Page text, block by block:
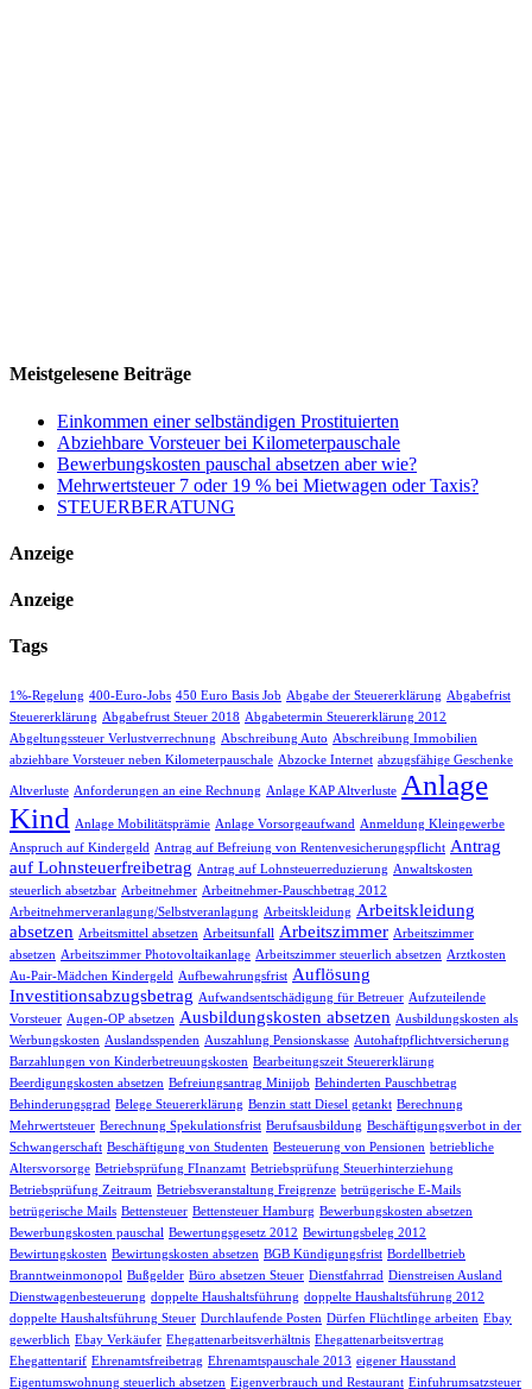
Meistgelesene Beiträge
Einkommen einer selbständigen Prostituierten
Abziehbare Vorsteuer bei Kilometerpauschale
Bewerbungskosten pauschal absetzen aber wie?
Mehrwertsteuer 7 oder 19 % bei Mietwagen oder Taxis?
STEUERBERATUNG
Anzeige
Anzeige
Tags
1%-Regelung 400-Euro-Jobs 450 Euro Basis Job Abgabe der Steuererklärung Abgabefrist
Steuererklärung Abgabefrust Steuer 2018 Abgabetermin Steuererklärung 2012
Abgeltungssteuer Verlustverrechnung Abschreibung Auto Abschreibung Immobilien
abziehbare Vorsteuer neben Kilometerpauschale Abzocke Internet abzugsfähige Geschenke
Altverluste Anforderungen an eine Rechnung Anlage KAP Altverluste Anlage
Kind
Anlage Mobilitätsprämie Anlage Vorsorgeaufwand
Anmeldung Kleingewerbe
Anspruch auf Kindergeld
Antrag auf Befreiung von Rentenvesicherungspflicht Antrag
auf Lohnsteuerfreibetrag Antrag auf Lohnsteuerreduzierung Anwaltskosten
steuerlich absetzbar Arbeitnehmer Arbeitnehmer-Pauschbetrag 2012
Arbeitnehmerveranlagung/Selbstveranlagung Arbeitskleidung Arbeitskleidung
absetzen Arbeitsmittel absetzen Arbeitsunfall Arbeitszimmer Arbeitszimmer
absetzen Arbeitszimmer Photovoltaikanlage Arbeitszimmer steuerlich absetzen Arztkosten
Au-Pair-Mädchen Kindergeld
Aufbewahrungsfrist Auflösung
Investitionsabzugsbetrag Aufwandsentschädigung für Betreuer Aufzuteilende
Vorsteuer Augen-OP absetzen Ausbildungskosten absetzen Ausbildungskosten als
Werbungskosten Auslandsspenden Auszahlung Pensionskasse Autohaftpflichtversicherung
Barzahlungen von Kinderbetreuungskosten Bearbeitungszeit Steuererklärung
Beerdigungskosten absetzen Befreiungsantrag Minijob Behinderten Pauschbetrag
Behinderungsgrad Belege Steuererklärung Benzin statt Diesel getankt Berechnung
Mehrwertsteuer Berechnung Spekulationsfrist Berufsausbildung Beschäftigungsverbot in der
Schwangerschaft Beschäftigung von Studenten Besteuerung von Pensionen betriebliche
Altersvorsorge Betriebsprüfung FInanzamt Betriebsprüfung Steuerhinterziehung
Betriebsprüfung Zeitraum Betriebsveranstaltung Freigrenze betrügerische E-Mails
betrügerische Mails Bettensteuer Bettensteuer Hamburg Bewerbungskosten absetzen
Bewerbungskosten pauschal Bewertungsgesetz 2012 Bewirtungsbeleg 2012
Bewirtungskosten Bewirtungskosten absetzen BGB Kündigungsfrist Bordellbetrieb
Branntweinmonopol Bußgelder Büro absetzen Steuer Dienstfahrrad Dienstreisen Ausland
Dienstwagenbesteuerung doppelte Haushaltsführung doppelte Haushaltsführung 2012
doppelte Haushaltsführung Steuer Durchlaufende Posten Dürfen Flüchtlinge arbeiten Ebay
gewerblich Ebay Verkäufer Ehegattenarbeitsverhältnis Ehegattenarbeitsvertrag
Ehegattentarif Ehrenamtsfreibetrag Ehrenamtspauschale 2013 eigener Hausstand
Eigentumswohnung steuerlich absetzen Eigenverbrauch und Restaurant Einfuhrumsatzsteuer